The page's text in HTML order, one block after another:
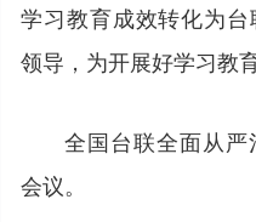
学习教育成效转化为
领导，为开展好学习教
全国台联全面从
会议。